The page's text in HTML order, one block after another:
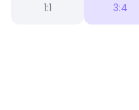
1:1 3:4